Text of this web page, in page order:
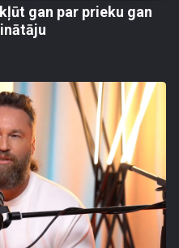
gan par prieku gan